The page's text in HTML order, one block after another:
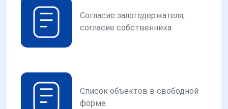
Согласие залогодержателя,
согласие собственника
Список объектов в свободной
форме